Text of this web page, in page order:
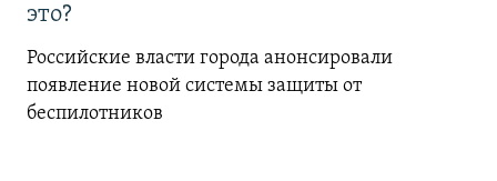
это?
Российские власти города анонсировали
появление новой системы защиты от
беспилотников